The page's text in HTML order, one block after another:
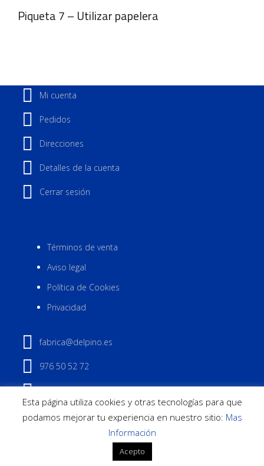
Piqueta 7 – Utilizar papelera
Mi cuenta
Pedidos
Direcciones
Detalles de la cuenta
Cerrar sesión
Términos de venta
Aviso legal
Política de Cookies
Privacidad
fabrica@delpino.es
976 50 52 72
Contactar
2023 © Del Pino S.L. todos los derechos reservados
Esta página utiliza cookies y otras tecnologías para que
podamos mejorar tu experiencia en nuestro sitio: Mas
Información
Acepto